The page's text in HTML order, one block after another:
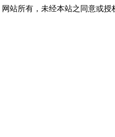
站所有，未经本站之同意或